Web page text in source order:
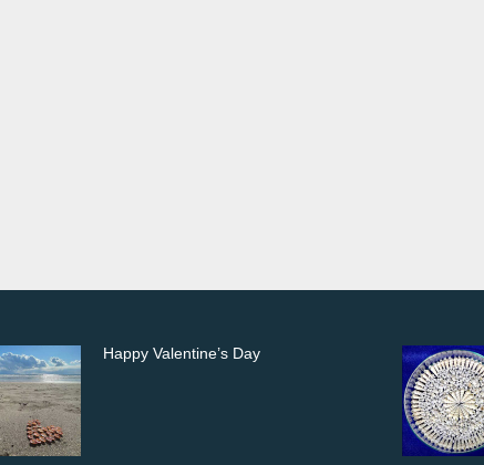
Happy Valentine’s Day